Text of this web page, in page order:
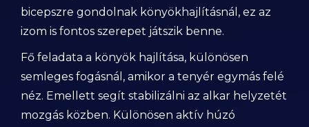
bicepszre gondolnak könyökhajlításnál, ez az
izom is fontos szerepet játszik benne.
Fő feladata a könyök hajlítása, különösen
semleges fogásnál, amikor a tenyér egymás felé
néz. Emellett segít stabilizálni az alkar helyzetét
mozgás közben. Különösen aktív húzó